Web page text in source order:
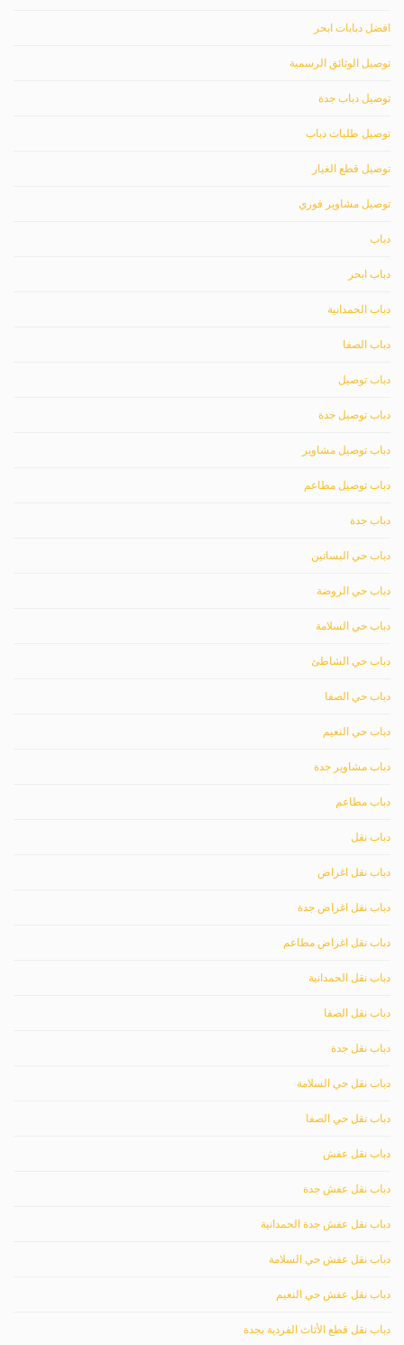
افضل دبابات ابحر
توصيل الوثائق الرسمية
توصيل دباب جدة
توصيل طلبات دباب
توصيل قطع الغيار
توصيل مشاوير فوري
دباب
دباب ابحر
دباب الحمدانية
دباب الصفا
دباب توصيل
دباب توصيل جدة
دباب توصيل مشاوير
دباب توصيل مطاعم
دباب جدة
دباب حي البساتين
دباب حي الروضة
دباب حي السلامة
دباب حي الشاطئ
دباب حي الصفا
دباب حي النعيم
دباب مشاوير جدة
دباب مطاعم
دباب نقل
دباب نقل اغراض
دباب نقل اغراض جدة
دباب نقل اغراض مطاعم
دباب نقل الحمدانية
دباب نقل الصفا
دباب نقل جدة
دباب نقل حي السلامة
دباب نقل حي الصفا
دباب نقل عفش
دباب نقل عفش جدة
دباب نقل عفش جدة الحمدانية
دباب نقل عفش حي السلامة
دباب نقل عفش حي النعيم
دباب نقل قطع الأثاث الفردية بجدة